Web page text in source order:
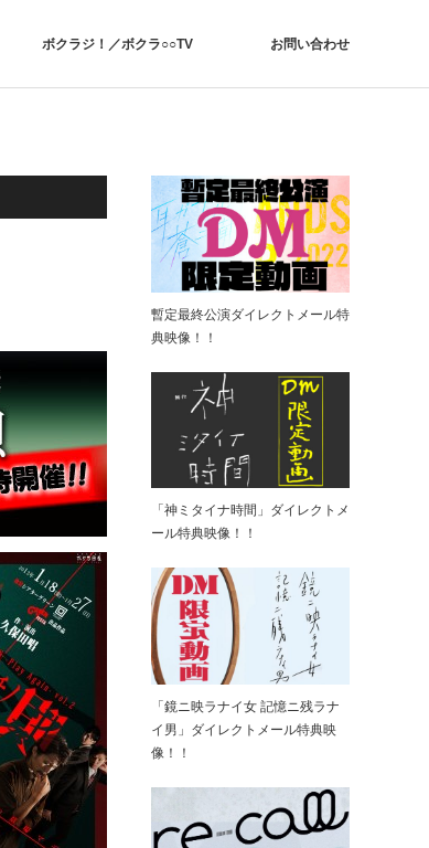
ボクラジ！／ボクラ○○TV お問い合わせ
暫定最終公演ダイレクトメール特
典映像！！
「神ミタイナ時間」ダイレクトメ
ール特典映像！！
「鏡ニ映ラナイ女 記憶ニ残ラナ
イ男」ダイレクトメール特典映
像！！